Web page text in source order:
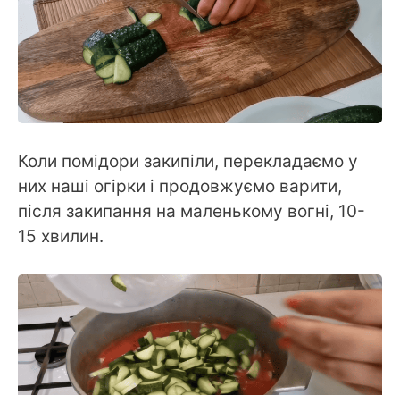
Коли помідори закипіли, перекладаємо у
них наші огірки і продовжуємо варити,
після закипання на маленькому вогні, 10-
15 хвилин.